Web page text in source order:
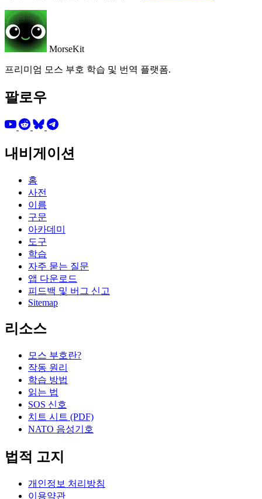
MorseKit
프리미엄 모스 부호 학습 및 번역 플랫폼.
팔로우
내비게이션
홈
사전
이름
구문
아카데미
도구
학습
자주 묻는 질문
앱 다운로드
피드백 및 버그 신고
Sitemap
리소스
모스 부호란?
작동 원리
학습 방법
읽는 법
SOS 신호
치트 시트 (PDF)
NATO 음성기호
법적 고지
개인정보 처리방침
이용약관